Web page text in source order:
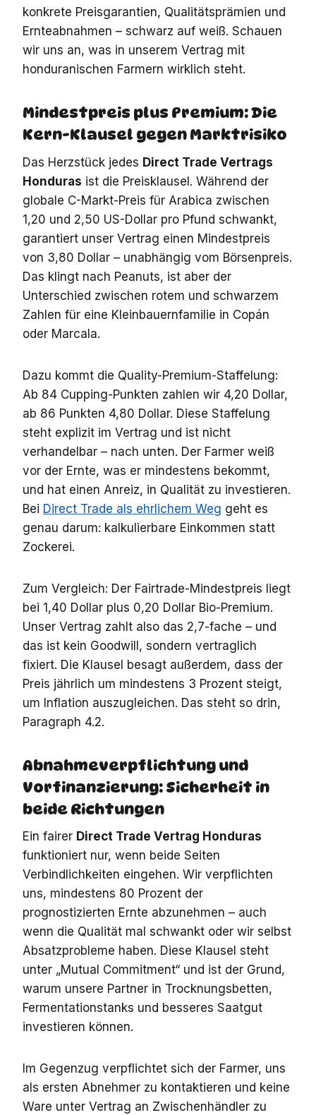
konkrete Preisgarantien, Qualitätsprämien und
Ernteabnahmen – schwarz auf weiß. Schauen
wir uns an, was in unserem Vertrag mit
honduranischen Farmern wirklich steht.
Mindestpreis plus Premium: Die
Kern-Klausel gegen Marktrisiko
Das Herzstück jedes Direct Trade Vertrags
Honduras ist die Preisklausel. Während der
globale C-Markt-Preis für Arabica zwischen
1,20 und 2,50 US-Dollar pro Pfund schwankt,
garantiert unser Vertrag einen Mindestpreis
von 3,80 Dollar – unabhängig vom Börsenpreis.
Das klingt nach Peanuts, ist aber der
Unterschied zwischen rotem und schwarzem
Zahlen für eine Kleinbauernfamilie in Copán
oder Marcala.
Dazu kommt die Quality-Premium-Staffelung:
Ab 84 Cupping-Punkten zahlen wir 4,20 Dollar,
ab 86 Punkten 4,80 Dollar. Diese Staffelung
steht explizit im Vertrag und ist nicht
verhandelbar – nach unten. Der Farmer weiß
vor der Ernte, was er mindestens bekommt,
und hat einen Anreiz, in Qualität zu investieren.
Bei Direct Trade als ehrlichem Weg geht es
genau darum: kalkulierbare Einkommen statt
Zockerei.
Zum Vergleich: Der Fairtrade-Mindestpreis liegt
bei 1,40 Dollar plus 0,20 Dollar Bio-Premium.
Unser Vertrag zahlt also das 2,7-fache – und
das ist kein Goodwill, sondern vertraglich
fixiert. Die Klausel besagt außerdem, dass der
Preis jährlich um mindestens 3 Prozent steigt,
um Inflation auszugleichen. Das steht so drin,
Paragraph 4.2.
Abnahmeverpflichtung und
Vorfinanzierung: Sicherheit in
beide Richtungen
Ein fairer Direct Trade Vertrag Honduras
funktioniert nur, wenn beide Seiten
Verbindlichkeiten eingehen. Wir verpflichten
uns, mindestens 80 Prozent der
prognostizierten Ernte abzunehmen – auch
wenn die Qualität mal schwankt oder wir selbst
Absatzprobleme haben. Diese Klausel steht
unter „Mutual Commitment“ und ist der Grund,
warum unsere Partner in Trocknungsbetten,
Fermentationstanks und besseres Saatgut
investieren können.
Im Gegenzug verpflichtet sich der Farmer, uns
als ersten Abnehmer zu kontaktieren und keine
Ware unter Vertrag an Zwischenhändler zu